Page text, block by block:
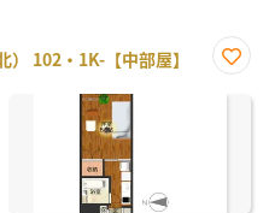
102・1K-【中部屋】
に入